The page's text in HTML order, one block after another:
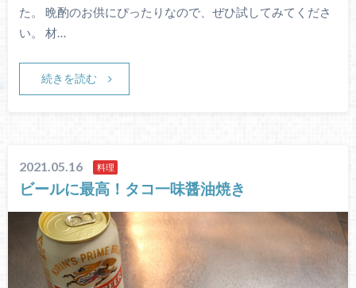
た。 晩酌のお供にぴったりなので、ぜひ試してみてくださ
い。 材…
続きを読む
2021.05.16 料理
ビールに最高！タコ一味醤油焼き